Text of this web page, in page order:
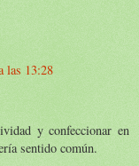
las 13:28
y confeccionar en
sentido común.